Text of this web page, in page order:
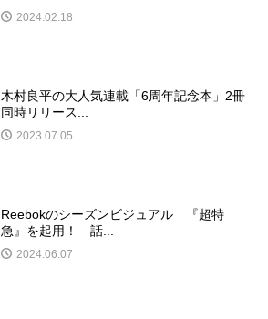
2024.02.18
木村良平の大人気連載「6周年記念本」2冊
同時リリース...
2023.07.05
Reebokのシーズンビジュアル 『超特
急』を起用！ 話...
2024.06.07